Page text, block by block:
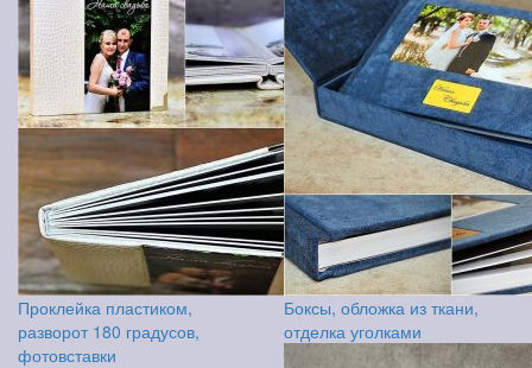
Проклейка пластиком,
разворот 180 градусов,
фотовставки
Боксы, обложка из ткани,
отделка уголками